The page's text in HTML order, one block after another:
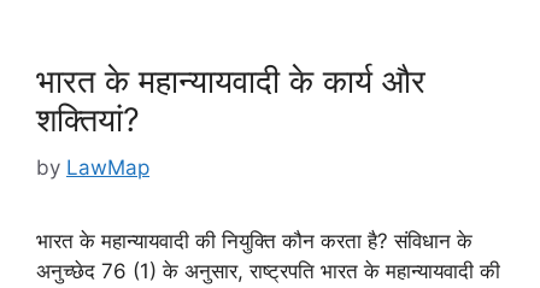
o
k
भारत के महान्यायवादी के कार्य और
शक्तियां?
by LawMap
भारत के महान्यायवादी की नियुक्ति कौन करता है? संविधान के
अनुच्छेद 76 (1) के अनुसार, राष्ट्रपति भारत के महान्यायवादी की